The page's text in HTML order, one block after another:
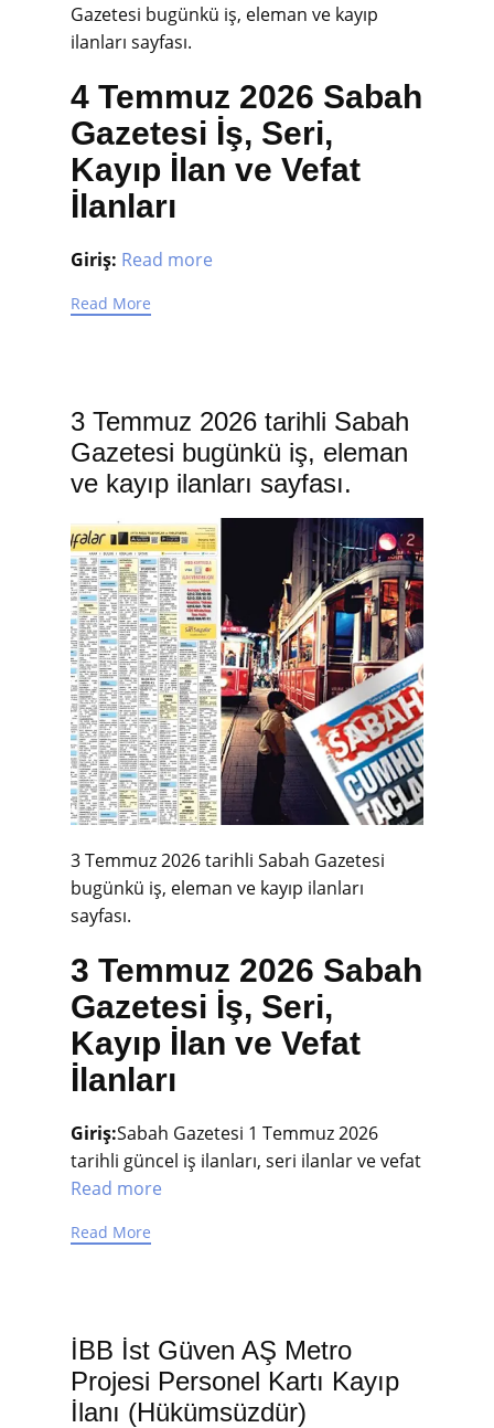
Gazetesi bugünkü iş, eleman ve kayıp
ilanları sayfası.
4 Temmuz 2026 Sabah
Gazetesi İş, Seri,
Kayıp İlan ve Vefat
İlanları
Giriş: Read more
Read More
3 Temmuz 2026 tarihli Sabah
Gazetesi bugünkü iş, eleman
ve kayıp ilanları sayfası.
3 Temmuz 2026 tarihli Sabah Gazetesi
bugünkü iş, eleman ve kayıp ilanları
sayfası.
3 Temmuz 2026 Sabah
Gazetesi İş, Seri,
Kayıp İlan ve Vefat
İlanları
Giriş:Sabah Gazetesi 1 Temmuz 2026
tarihli güncel iş ilanları, seri ilanlar ve vefat
Read more
Read More
İBB İst Güven AŞ Metro
Projesi Personel Kartı Kayıp
İlanı (Hükümsüzdür)